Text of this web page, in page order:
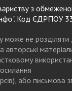
з
Код ЄДРПОУ
може не
авторські
або письмова